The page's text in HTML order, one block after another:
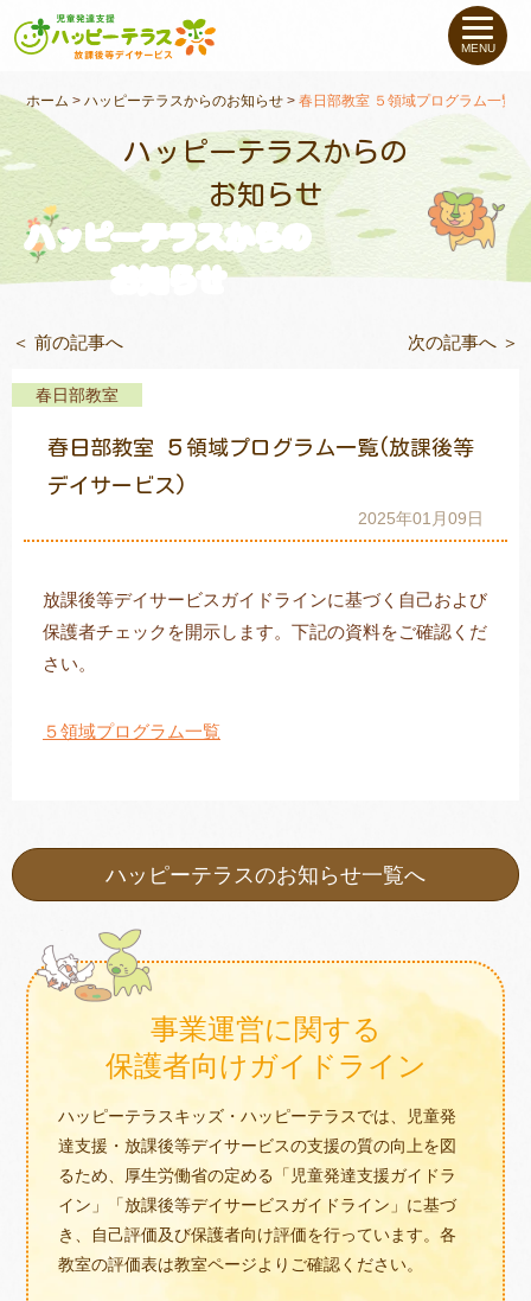
私たちについて
未就学のお子さま（０〜６才）
小学生〜高校生の お子さま
支援事例
教室一覧
トレキング DIDIM
MENU
ホーム >ハッピーテラスからのお知らせ >春日部教室 ５領域プログラム一覧(
ハッピーテラスからの
お知らせ
ハッピーテラスからの
お知らせ
＜ 前の記事へ 次の記事へ ＞
春日部教室
春日部教室 ５領域プログラム一覧(放課後等
デイサービス)
2025年01月09日
放課後等デイサービスガイドラインに基づく自己および
保護者チェックを開示します。下記の資料をご確認くだ
さい。
５領域プログラム一覧
ハッピーテラスのお知らせ一覧へ
事業運営に関する
保護者向けガイドライン
ハッピーテラスキッズ・ハッピーテラスでは、児童発
達支援・放課後等デイサービスの支援の質の向上を図
るため、厚生労働省の定める「児童発達支援ガイドラ
イン」「放課後等デイサービスガイドライン」に基づ
き、自己評価及び保護者向け評価を行っています。各
教室の評価表は教室ページよりご確認ください。